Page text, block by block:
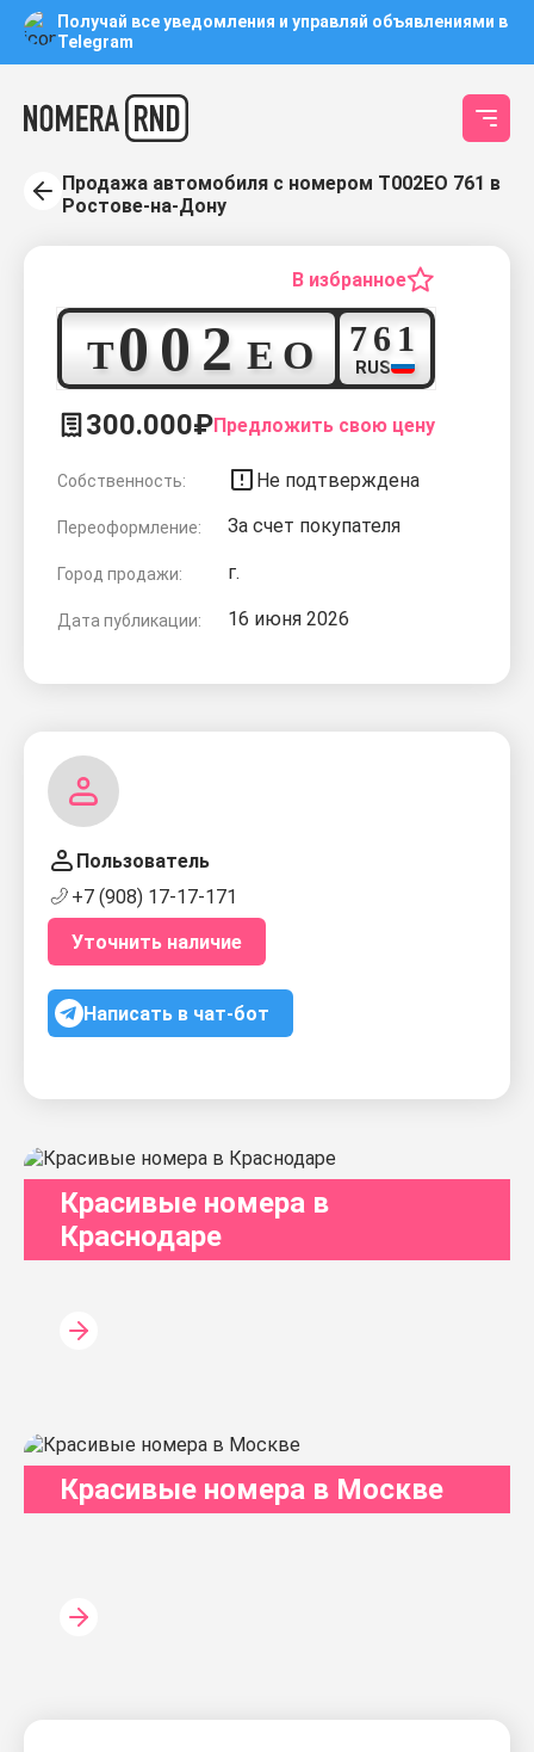
Получай все уведомления и управляй объявлениями в
Telegram
Продажа автомобиля с номером Т002ЕО 761 в
Ростове-на-Дону
В избранное
Т0
0
2
ЕО7
61
RUS
300.000₽Предложить свою цену
Собственность: Не подтверждена
Переоформление: За счет покупателя
Город продажи: г.
Дата публикации: 16 июня 2026
Пользователь
+7 (908) 17-17-171
Уточнить наличие
Написать в чат-бот
Красивые номера в
Краснодаре
Красивые номера в Москве